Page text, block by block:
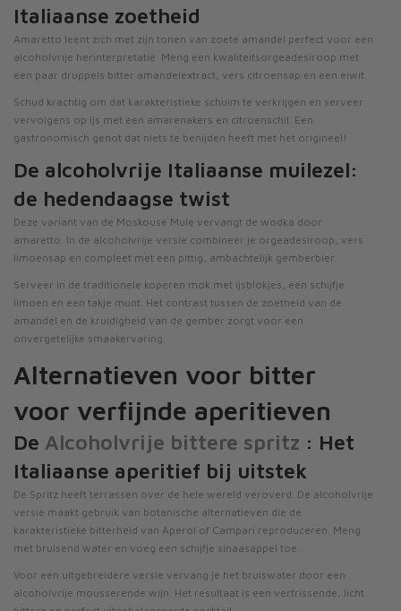
Italiaanse zoetheid
Amaretto leent zich met zijn tonen van zoete amandel perfect voor een
alcoholvrije herinterpretatie. Meng een kwaliteitsorgeadesiroop met
een paar druppels bitter amandelextract, vers citroensap en een eiwit.
Schud krachtig om dat karakteristieke schuim te verkrijgen en serveer
vervolgens op ijs met een amarenakers en citroenschil. Een
gastronomisch genot dat niets te benijden heeft met het origineel!
De alcoholvrije Italiaanse muilezel:
de hedendaagse twist
Deze variant van de Moskouse Mule vervangt de wodka door
amaretto. In de alcoholvrije versie combineer je orgeadesiroop, vers
limoensap en compleet met een pittig, ambachtelijk gemberbier.
Serveer in de traditionele koperen mok met ijsblokjes, een schijfje
limoen en een takje munt. Het contrast tussen de zoetheid van de
amandel en de kruidigheid van de gember zorgt voor een
onvergetelijke smaakervaring.
Alternatieven voor bitter
voor verfijnde aperitieven
De Alcoholvrije bittere spritz : Het
Italiaanse aperitief bij uitstek
De Spritz heeft terrassen over de hele wereld veroverd. De alcoholvrije
versie maakt gebruik van botanische alternatieven die de
karakteristieke bitterheid van Aperol of Campari reproduceren. Meng
met bruisend water en voeg een schijfje sinaasappel toe.
Voor een uitgebreidere versie vervang je het bruiswater door een
alcoholvrije mousserende wijn. Het resultaat is een verfrissende, licht